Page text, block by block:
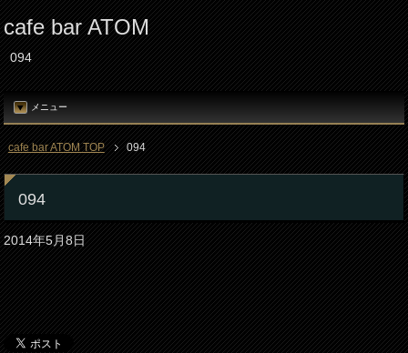
cafe bar ATOM
094
メニュー
cafe bar ATOM TOP 094
094
2014年5月8日